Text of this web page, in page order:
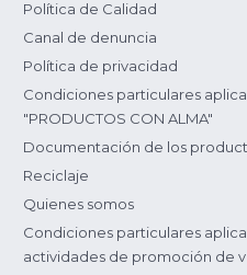
Política de Calidad
Canal de denuncia
Política de privacidad
Condiciones particulares
"PRODUCTOS CON ALMA"
Documentación de los
Reciclaje
Quienes somos
Condiciones particulares
actividades de promoción de